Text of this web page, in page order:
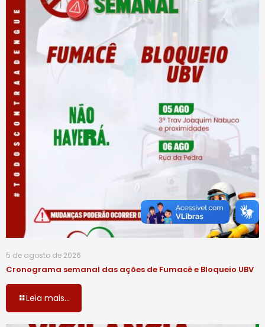
5 de agosto de 2026
Cronograma semanal das ações de Fumacê e Bloqueio UBV
Leia mais...